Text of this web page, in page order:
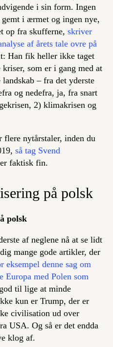
i sin form. Ingen
i ærmet og ingen nye,
op fra skufferne, skriver
af årets tale ovre på
Han fik heller ikke taget
som er i gang med at
– fra det yderste
og nedefra, ja, fra snart
2) klimakrisen og
nytårstaler, inden du
så tag Svend
faktisk fin.
på polsk
polsk
af neglene nå at se lidt
mange gode artikler, der
eksempel denne sag om
Europa med Polen som
til lige at minde
kun er Trump, der er
civilisation ud over
USA. Og så er det endda
klog af.